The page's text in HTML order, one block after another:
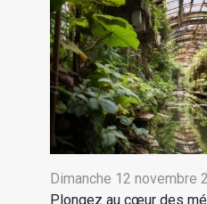
Dimanche 12 novembre
Plongez au cœur des